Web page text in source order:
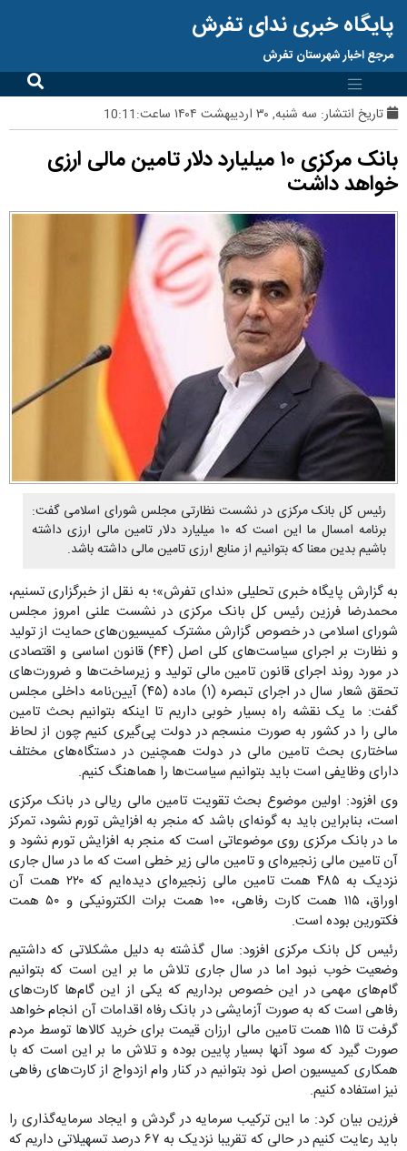
پایگاه خبری ندای تفرش
مرجع اخبار شهرستان تفرش
تاریخ انتشار: سه شنبه, ۳۰ اردیبهشت ۱۴۰۴ ساعت:10:11
بانک مرکزی ۱۰ میلیارد دلار تامین مالی ارزی
خواهد داشت
رئیس کل بانک مرکزی در نشست نظارتی مجلس شورای اسلامی گفت:
برنامه امسال ما این است که ۱۰ میلیارد دلار تامین مالی ارزی داشته
باشیم بدین معنا که بتوانیم از منابع ارزی تامین مالی داشته باشد.
به گزارش پایگاه خبری تحلیلی «ندای تفرش»؛ به نقل از خبرگزاری تسنیم،
محمدرضا فرزین رئیس کل بانک مرکزی در نشست علنی امروز مجلس
شورای اسلامی در خصوص گزارش مشترک کمیسیون‌های حمایت از تولید
و نظارت بر اجرای سیاست‌های کلی اصل (۴۴) قانون اساسی و اقتصادی
در مورد روند اجرای قانون تامین مالی تولید و زیرساخت‌ها و ضرورت‌های
تحقق شعار سال در اجرای تبصره (۱) ماده (۴۵) آیین‌نامه داخلی مجلس
گفت: ما یک نقشه راه بسیار خوبی داریم تا اینکه بتوانیم بحث تامین
مالی را در کشور به صورت منسجم در دولت پی‌گیری کنیم چون از لحاظ
ساختاری بحث تامین مالی در دولت همچنین در دستگاه‌های مختلف
دارای وظایفی است باید بتوانیم سیاست‌ها را هماهنگ کنیم.
وی افزود: اولین موضوع بحث تقویت تامین مالی ریالی در بانک مرکزی
است، بنابراین باید به گونه‌ای باشد که منجر به افزایش تورم نشود، تمرکز
ما در بانک مرکزی روی موضوعاتی است که منجر به افزایش تورم نشود و
آن تامین مالی زنجیره‌ای و تامین مالی زیر خطی است که ما در سال جاری
نزدیک به ۴۸۵ همت تامین مالی زنجیره‌ای دیده‌ایم که ۲۲۰ همت آن
اوراق، ۱۱۵ همت کارت رفاهی، ۱۰۰ همت برات الکترونیکی و ۵۰ همت
فکتورین بوده است.
رئیس کل بانک مرکزی افزود: سال گذشته به دلیل مشکلاتی که داشتیم
وضعیت خوب نبود اما در سال جاری تلاش ما بر این است که بتوانیم
گام‌های مهمی در این خصوص برداریم که یکی از این گام‌ها کارت‌های
رفاهی است که به صورت آزمایشی در بانک رفاه اقدامات آن انجام خواهد
گرفت تا ۱۱۵ همت تامین مالی ارزان قیمت برای خرید کالاها توسط مردم
صورت گیرد که سود آنها بسیار پایین بوده و تلاش ما بر این است که با
همکاری کمیسیون اصل نود بتوانیم در کنار وام ازدواج از کارت‌های رفاهی
نیز استفاده کنیم.
فرزین بیان کرد: ما این ترکیب سرمایه در گردش و ایجاد سرمایه‌گذاری را
باید رعایت کنیم در حالی که تقریبا نزدیک به ۶۷ درصد تسهیلاتی داریم که